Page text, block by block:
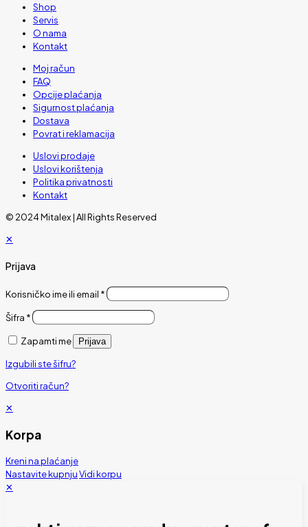
Shop
Servis
O nama
Kontakt
Moj račun
FAQ
Opcije plaćanja
Sigurnost plaćanja
Dostava
Povrat i reklamacija
Uslovi prodaje
Uslovi korištenja
Politika privatnosti
Kontakt
© 2024 Mitalex | All Rights Reserved
✕
Prijava
Korisničko ime ili email *
Šifra *
Zapamti me Prijava
Izgubili ste šifru?
Otvoriti račun?
✕
Korpa
Kreni na plaćanje
Nastavite kupnjuVidi korpu
✕